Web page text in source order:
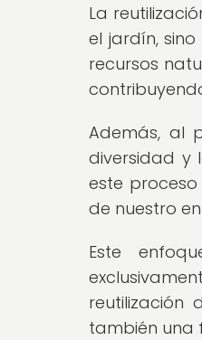
La
el jardín,
recursos
Además, al
diversidad y
este
de nuestro
Este
reutilización
también una